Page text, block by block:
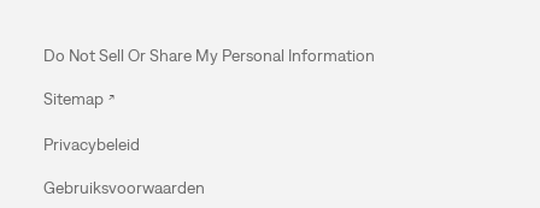
Do Not Sell Or Share My Personal Information
Sitemap
Privacybeleid
Gebruiksvoorwaarden